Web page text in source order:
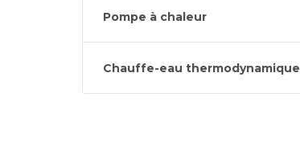
Pompe à chaleur
Chauffe-eau thermodynamique